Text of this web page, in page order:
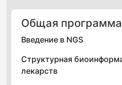
Общая программа
Введение в NGS
Структурная
лекарств